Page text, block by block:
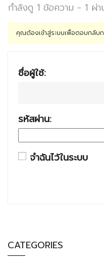
กำลังดู 1 ข้อความ - 1 ผ่
คุณต้องเข้าสู่ระบบเพื่อตอบกลับ
ชื่อผู้ใช้:
รหัสผ่าน:
จำฉันไว้ในระบบ
CATEGORIES